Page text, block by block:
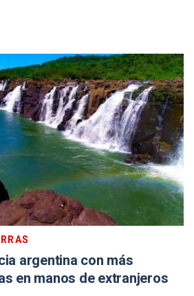
argentina con más
en manos de extranjeros